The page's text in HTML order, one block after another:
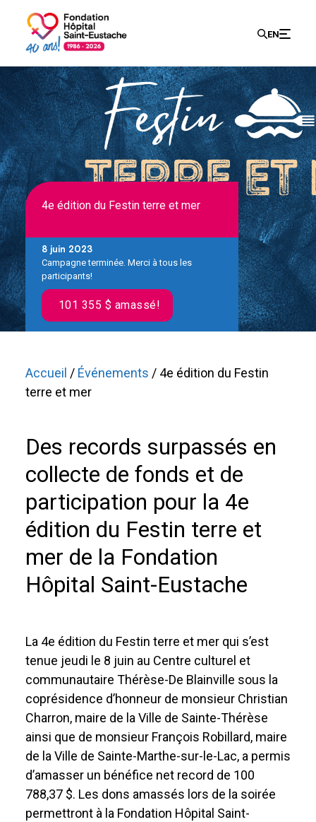
EN
Search
for:
4e édition du Festin terre et mer
8 juin 2023
Campagne terminée. Merci à tous les
participants!
101 355 $ amassé!
Accueil / Événements / 4e édition du Festin
terre et mer
Des records surpassés en
collecte de fonds et de
participation pour la 4e
édition du Festin terre et
mer de la Fondation
Hôpital Saint-Eustache
La 4e édition du Festin terre et mer qui s’est
tenue jeudi le 8 juin au Centre culturel et
communautaire Thérèse-De Blainville sous la
coprésidence d’honneur de monsieur Christian
Charron, maire de la Ville de Sainte-Thérèse
ainsi que de monsieur François Robillard, maire
de la Ville de Sainte-Marthe-sur-le-Lac, a permis
d’amasser un bénéfice net record de 100
788,37 $. Les dons amassés lors de la soirée
permettront à la Fondation Hôpital Saint-